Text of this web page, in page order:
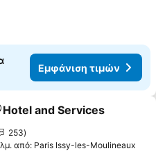
Εμφάνιση τιμών
στα αγαπημένα
Hotel and Services
253
από: Paris Issy-les-Moulineaux